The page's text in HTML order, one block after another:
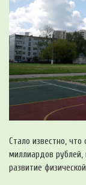
Стало известно, что
миллиардов
развитие